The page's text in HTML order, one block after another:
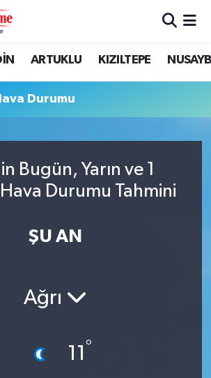
ARTUKLU KIZILTEPE
Durumu
Bugün, Yarın ve 1
Durumu Tahmini
ŞU AN
Ağrı
11 °
Eczaneler
Yoğunluk Haritası
Durumu ve Fikstür